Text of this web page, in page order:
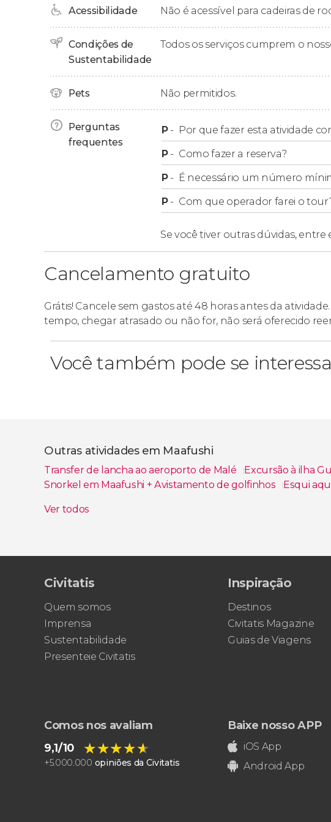
Acessibilidade Não é acessível para cadeiras de
Condições de
Sustentabilidade
Todos os serviços cumprem o
Pets Não permitidos.
Perguntas
frequentes
P- Por que fazer esta atividade
P- Como fazer a reserva?
P- É necessário um número
P- Com que operador farei o
Se você tiver outras dúvidas, entre
Cancelamento gratuito
Grátis! Cancele sem gastos até 48 horas antes da
tempo, chegar atrasado ou não for, não será oferecido
Você também pode se
Outras atividades em Maafushi
Transfer de lancha ao aeroporto de Malé Excursão à ilha
Snorkel em Maafushi + Avistamento de golfinhos
Esqui
Ver todos
Civitatis
Quem somos
Imprensa
Sustentabilidade
Presenteie Civitatis
Inspiração
Destinos
Civitatis Magazine
Guias de Viagens
Comos nos avaliam
9,1/10
★★★★★
★★★★★
+5.000.000 opiniões da Civitatis
Baixe nosso APP
iOS App
Android App